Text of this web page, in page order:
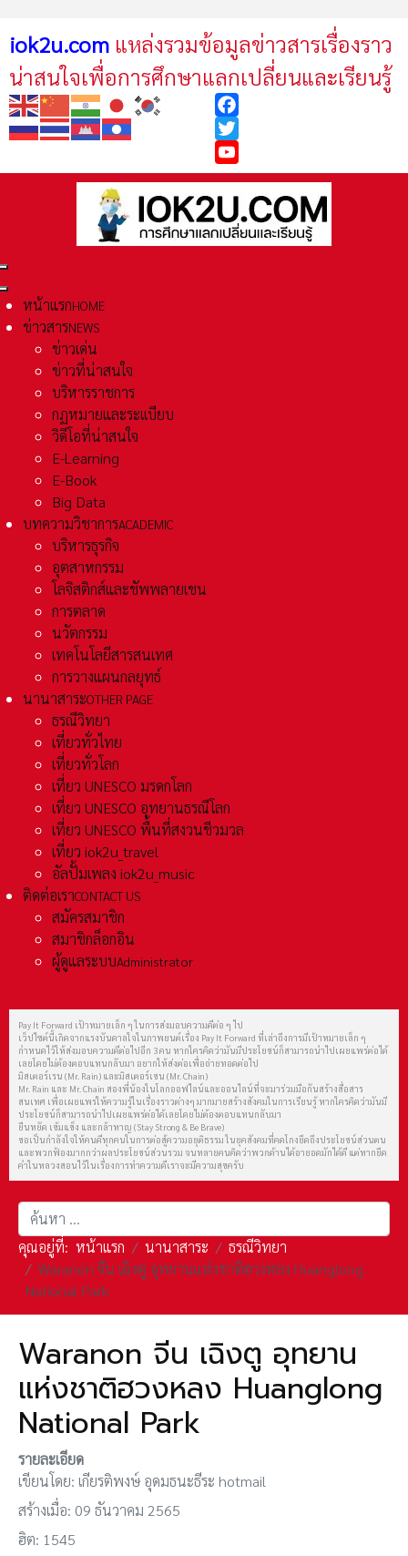
iok2u.com แหล่งรวมข้อมูลข่าวสารเรื่องราว
น่าสนใจเพื่อการศึกษาแลกเปลี่ยนและเรียนรู้
Facebook
Twitter
YouTube
หน้าแรกHOME
ข่าวสารNEWS
ข่าวเด่น
ข่าวที่น่าสนใจ
บริหารราชการ
กฏหมายและระเเบียบ
วิดีโอที่น่าสนใจ
E-Learning
E-Book
Big Data
บทความวิชาการACADEMIC
บริหารธุรกิจ
อุตสาหกรรม
โลจิสติกส์และชัพพลายเชน
การตลาด
นวัตกรรม
เทคโนโลยีสารสนเทศ
การวางแผนกลยุทธ์
นานาสาระOTHER PAGE
ธรณีวิทยา
เที่ยวทั่วไทย
เที่ยวทั่วโลก
เที่ยว UNESCO มรดกโลก
เที่ยว UNESCO อุทยานธรณีโลก
เที่ยว UNESCO พื้นที่สงวนชีวมวล
เที่ยว iok2u_travel
อัลปั้มเพลง iok2u_music
ติดต่อเราCONTACT US
สมัครสมาชิก
สมาชิกล็อกอิน
ผู้ดูแลระบบAdministrator
Pay It Forward เป้าหมายเล็ก ๆ ในการส่งมอบความดีต่อ ๆ ไป
เว็ปไซต์นี้เกิดจากแรงบันดาลใจในภาพยนต์เรื่อง Pay It Forward ที่เล่าถึงการมีเป้าหมายเล็ก ๆ
กำหนดไว้ให้ส่งมอบความดีต่อไปอีก 3 คน หากใครคิดว่ามันมีประโยชน์ก็สามารถนำไปเผยแพร่ต่อได้
เลยโดยไม่ต้องตอบแทนกลับมา อยากให้ส่งต่อเพื่อถ่ายทอดต่อไป
มิสเตอร์เรน (Mr. Rain) และมิสเตอร์เชน (Mr. Chain)
Mr. Rain และ Mr. Chain สองพี่น้องในโลกออฟไลน์และออนไลน์ที่จะมาร่วมมือกันสร้างสื่อสาร
สนเทศ เพื่อเผยแพร่ให้ความรู้ในเรื่องราวต่างๆ มากมายสร้างสังคมในการเรียนรู้ หากใครคิดว่ามันมี
ประโยชน์ก็สามารถนำไปเผยแพร่ต่อได้เลยโดยไม่ต้องตอบแทนกลับมา
ยืนหยัด เข้มแข็ง และกล้าหาญ (Stay Strong & Be Brave)
ขอเป็นกำลังใจให้คนดีทุกคนในการต่อสู้ความอยุติธรรม ในยุคสังคมที่คดโกงยึดถึงประโยชน์ส่วนตน
และพวกฟ้องมากกว่าผลประโยชน์ส่วนรวม จนหลายคนคิดว่าพวกด้านได้อายอดมักได้ดี แต่หากยึด
คำในหลวงสอนไว้ในเรื่องการทำความดีเราจะมีความสุขครับ
การค้นหา
คุณอยู่ที่: หน้าแรก นานาสาระ
ธรณีวิทยา
Waranon จีน เฉิงตู อุทยานแห่งชาติฮวงหลง Huanglong
National Park
Waranon จีน เฉิงตู อุทยาน
แห่งชาติฮวงหลง Huanglong
National Park
รายละเอียด
เขียนโดย: เกียรติพงษ์ อุดมธนะธีระ hotmail
สร้างเมื่อ: 09 ธันวาคม 2565
ฮิต: 1545